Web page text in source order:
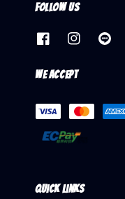
Follow us
We accept
Quick links